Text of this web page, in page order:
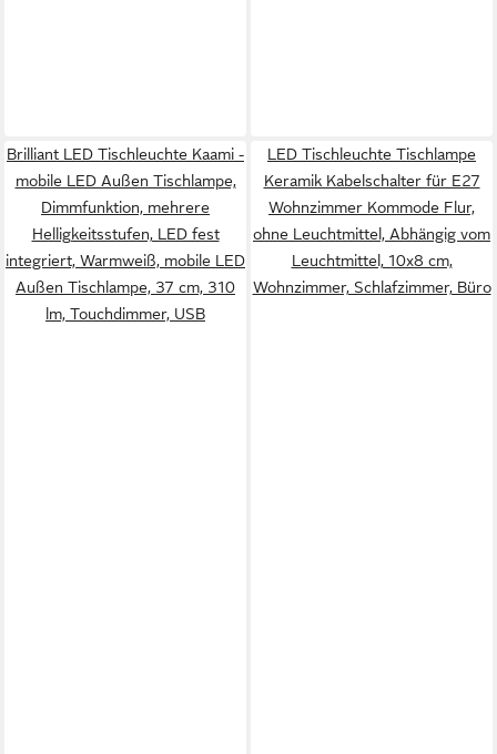
Brilliant LED Tischleuchte Kaami -
mobile LED Außen Tischlampe,
Dimmfunktion, mehrere
Helligkeitsstufen, LED fest
integriert, Warmweiß, mobile LED
Außen Tischlampe, 37 cm, 310
lm, Touchdimmer, USB
LED Tischleuchte Tischlampe
Keramik Kabelschalter für E27
Wohnzimmer Kommode Flur,
ohne Leuchtmittel, Abhängig vom
Leuchtmittel, 10x8 cm,
Wohnzimmer, Schlafzimmer, Büro